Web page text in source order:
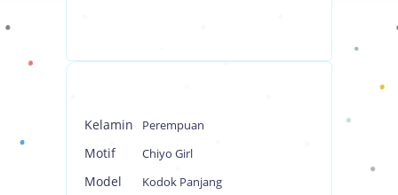
Kelamin Perempuan
Motif Chiyo Girl
Model Kodok Panjang